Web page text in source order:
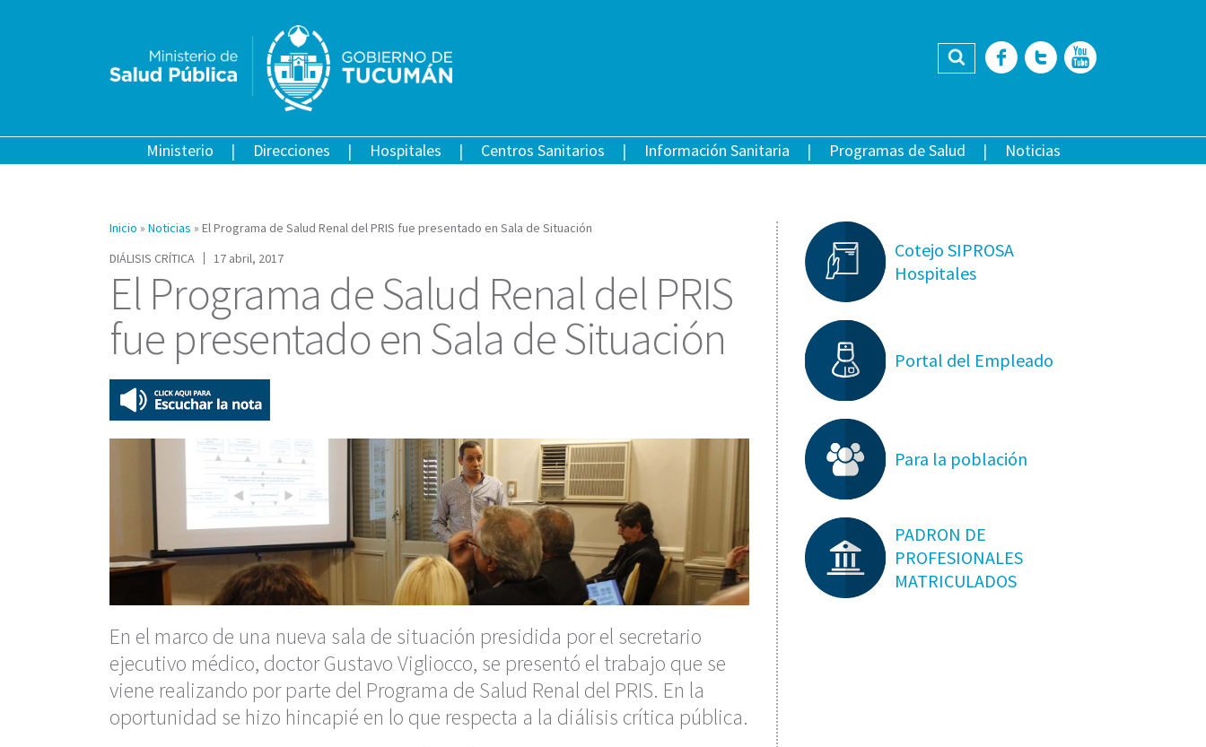
Buscar Facebook
Twitter
Ministerio Direcciones Hospitales Centros Sanitarios Información Sanitaria Programas de Salud Noticias
Inicio » Noticias » El Programa de Salud Renal del PRIS fue presentado en Sala de Situación
DIÁLISIS CRÍTICA
17 abril, 2017
El Programa de Salud Renal del PRIS
fue presentado en Sala de Situación
En el marco de una nueva sala de situación presidida por el secretario
ejecutivo médico, doctor Gustavo Vigliocco, se presentó el trabajo que se
viene realizando por parte del Programa de Salud Renal del PRIS. En la
oportunidad se hizo hincapié en lo que respecta a la diálisis crítica pública.
Cotejo SIPROSA
Hospitales
Portal del Empleado
Para la población
PADRON DE
PROFESIONALES
MATRICULADOS